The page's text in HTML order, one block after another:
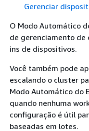
Gerenciar
O Modo Automático
de gerenciamento de
ins de dispositivos.
Você também pode
escalando o cluster
Modo Automático do
quando nenhuma
configuração é útil
baseadas em lotes.